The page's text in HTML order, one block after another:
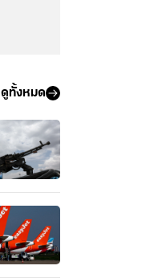
ดูทั้งหมด